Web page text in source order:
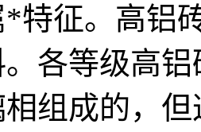
特征。高铝
各等级高
组成的，